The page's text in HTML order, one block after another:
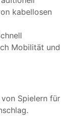
kabellosen
Mobilität und
Spielern für